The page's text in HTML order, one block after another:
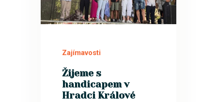
29
Zajímavosti
Žijeme s
handicapem v
Hradci Králové